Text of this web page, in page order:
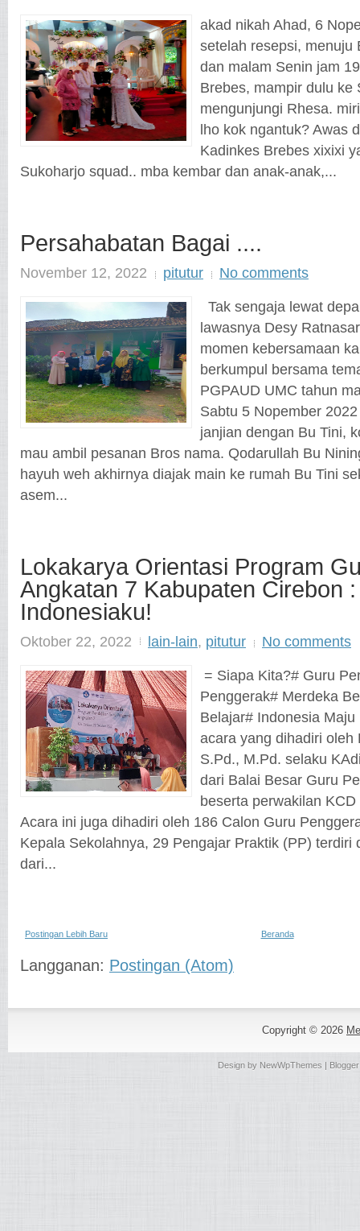
akad nikah Ahad, 6
setelah resepsi, menuju
dan malam Senin jam
Brebes, mampir dulu ke
mengunjungi Rhesa.
lho kok ngantuk? Awas
Kadinkes Brebes xixixi
Sukoharjo squad.. mba kembar dan anak-anak,...
Persahabatan Bagai ....
November 12, 2022 pitutur
No comments
Tak sengaja lewat
lawasnya Desy
momen kebersamaan
berkumpul bersama
PGPAUD UMC tahun
Sabtu 5 Nopember
janjian dengan Bu Tini,
mau ambil pesanan Bros nama. Qodarullah Bu
hayuh weh akhirnya diajak main ke rumah Bu Tini
asem...
Lokakarya Orientasi Program
Angkatan 7 Kabupaten Cirebon
Indonesiaku!
Oktober 22, 2022 lain-lain, pitutur
No comments
= Siapa Kita?# Guru
Penggerak# Merdeka
Belajar# Indonesia
acara yang dihadiri oleh
S.Pd., M.Pd. selaku
dari Balai Besar Guru
beserta perwakilan
Acara ini juga dihadiri oleh 186 Calon Guru
Kepala Sekolahnya, 29 Pengajar Praktik (PP) terdiri
dari...
Postingan Lebih Baru Beranda
Langganan: Postingan (Atom)
Copyright © 2026
Design by NewWpThemes |